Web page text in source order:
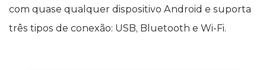
com quase qualquer dispositivo Android e suporta
três tipos de conexão: USB, Bluetooth e Wi-Fi.